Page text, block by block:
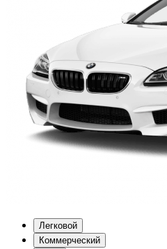
Легковой
Коммерческий